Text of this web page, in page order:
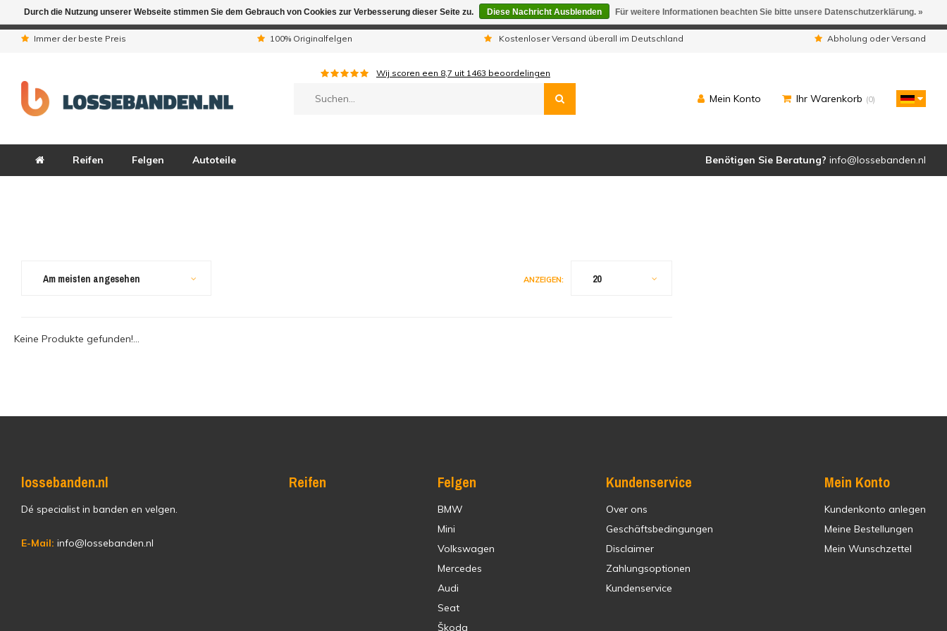
Immer der beste Preis 100% Originalfelgen Kostenloser Versand überall im Deutschland Abholung oder Versand
Wij scoren een 8,7 uit 1463 beoordelingen
Mein Konto Ihr Warenkorb (0)
Reifen Felgen Autoteile Benötigen Sie Beratung? info@lossebanden.nl
Am meisten angesehen ANZEIGEN: 20
Keine Produkte gefunden!...
lossebanden.nl
Dé specialist in banden en velgen.
E-Mail: info@lossebanden.nl
Reifen Felgen
BMW
Mini
Volkswagen
Mercedes
Audi
Seat
Škoda
Kundenservice
Over ons
Geschäftsbedingungen
Disclaimer
Zahlungsoptionen
Kundenservice
Mein Konto
Kundenkonto anlegen
Meine Bestellungen
Mein Wunschzettel
Durch die Nutzung unserer Webseite stimmen Sie dem Gebrauch von Cookies zur Verbesserung dieser Seite zu. Diese Nachricht Ausblenden Für weitere Informationen beachten Sie bitte unsere Datenschutzerklärung. »
Aufgrund der Ferientagen sind wir telefonisch nicht erreichbar. Aufgegebene Bestellungen werden geliefert.